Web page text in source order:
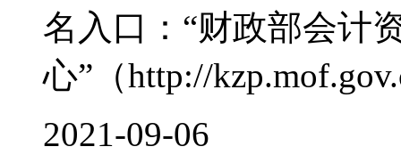
名入口：“财政部会计
心”（http://
2021-09-06